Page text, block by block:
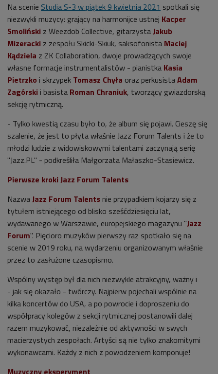
Na scenie Studia S-3 w piątek 9 kwietnia 2021 spotkali się
niezwykli muzycy: grający na harmonijce ustnej Kacper
Smoliński z Weezdob Collective, gitarzystaJakub
Mizeracki z zespołu Skicki-Skiuk, saksofonista Maciej
Kądziela z ZK Collaboration, dwoje prowadzących swoje
własne formacje instrumentalistów - pianistka Kasia
Pietrzko i skrzypek Tomasz Chyła oraz perkusistaAdam
Zagórski i basista Roman Chraniuk, tworzący gwiazdorską
sekcję rytmiczną.
- Tylko kwestią czasu było to, że album się pojawi. Cieszę się
szalenie, że jest to płyta właśnie Jazz Forum Talents i że to
młodzi ludzie z widowiskowymi talentami zaczynają serię
"Jazz.PL" - podkreśliła Małgorzata Małaszko-Stasiewicz.
Pierwsze kroki Jazz Forum Talents
NazwaJazz Forum Talents nie przypadkiem kojarzy się z
tytułem istniejącego od blisko sześćdziesięciu lat,
wydawanego w Warszawie, europejskiego magazynu "Jazz
Forum". Pięcioro muzyków pierwszy raz spotkało się na
scenie w 2019 roku, na wydarzeniu organizowanym właśnie
przez to zasłużone czasopismo.
Wspólny występ był dla nich niezwykle atrakcyjny, ważny i
- jak się okazało - twórczy. Najpierw pojechali wspólnie na
kilka koncertów do USA, a po powrocie i doproszeniu do
współpracy kolegów z sekcji rytmicznej postanowili dalej
razem muzykować, niezależnie od aktywności w swych
macierzystych zespołach. Artyści są nie tylko znakomitymi
wykonawcami. Każdy z nich z powodzeniem komponuje!
Muzyczny eksperyment